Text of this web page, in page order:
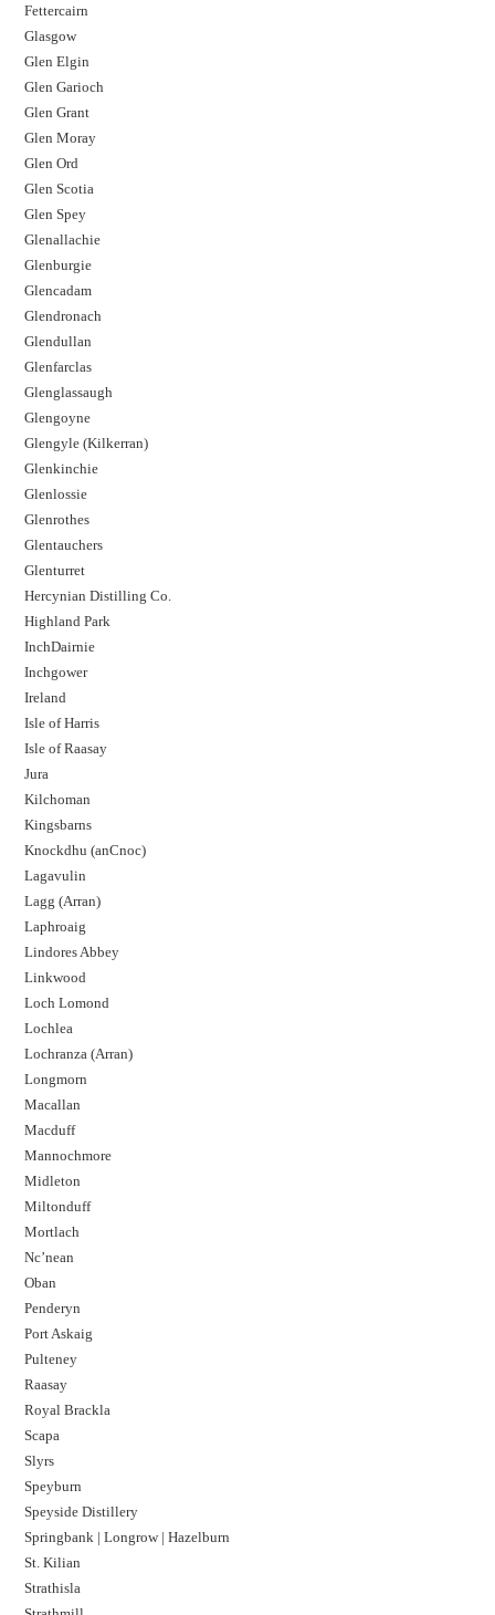
Fettercairn
Glasgow
Glen Elgin
Glen Garioch
Glen Grant
Glen Moray
Glen Ord
Glen Scotia
Glen Spey
Glenallachie
Glenburgie
Glencadam
Glendronach
Glendullan
Glenfarclas
Glenglassaugh
Glengoyne
Glengyle (Kilkerran)
Glenkinchie
Glenlossie
Glenrothes
Glentauchers
Glenturret
Hercynian Distilling Co.
Highland Park
InchDairnie
Inchgower
Ireland
Isle of Harris
Isle of Raasay
Jura
Kilchoman
Kingsbarns
Knockdhu (anCnoc)
Lagavulin
Lagg (Arran)
Laphroaig
Lindores Abbey
Linkwood
Loch Lomond
Lochlea
Lochranza (Arran)
Longmorn
Macallan
Macduff
Mannochmore
Midleton
Miltonduff
Mortlach
Nc’nean
Oban
Penderyn
Port Askaig
Pulteney
Raasay
Royal Brackla
Scapa
Slyrs
Speyburn
Speyside Distillery
Springbank | Longrow | Hazelburn
St. Kilian
Strathisla